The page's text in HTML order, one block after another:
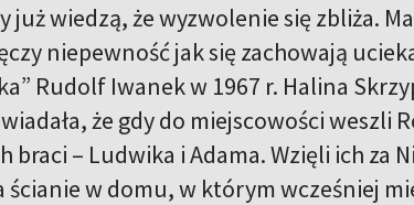
już wiedzą, że wyzwolenie się zbliża.
niepewność jak się zachowają
Rudolf Iwanek w 1967 r. Halina
że gdy do miejscowości weszli
braci – Ludwika i Adama. Wzięli ich za
ścianie w domu, w którym wcześniej